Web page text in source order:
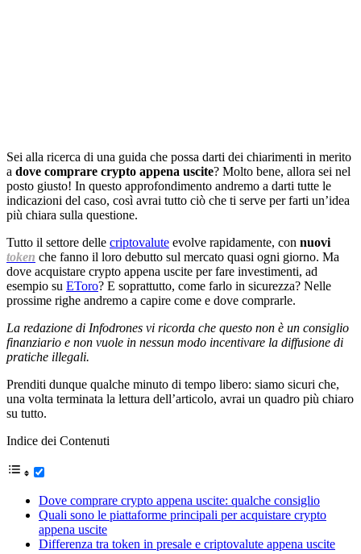
Sei alla ricerca di una guida che possa darti dei chiarimenti in merito
a dove comprare crypto appena uscite? Molto bene, allora sei nel
posto giusto! In questo approfondimento andremo a darti tutte le
indicazioni del caso, così avrai tutto ciò che ti serve per farti un’idea
più chiara sulla questione.
Tutto il settore delle criptovalute evolve rapidamente, con nuovi
token che fanno il loro debutto sul mercato quasi ogni giorno. Ma
dove acquistare crypto appena uscite per fare investimenti, ad
esempio su EToro? E soprattutto, come farlo in sicurezza? Nelle
prossime righe andremo a capire come e dove comprarle.
La redazione di Infodrones vi ricorda che questo non è un consiglio
finanziario e non vuole in nessun modo incentivare la diffusione di
pratiche illegali.
Prenditi dunque qualche minuto di tempo libero: siamo sicuri che,
una volta terminata la lettura dell’articolo, avrai un quadro più chiaro
su tutto.
Indice dei Contenuti
Dove comprare crypto appena uscite: qualche consiglio
Quali sono le piattaforme principali per acquistare crypto
appena uscite
Differenza tra token in presale e criptovalute appena uscite